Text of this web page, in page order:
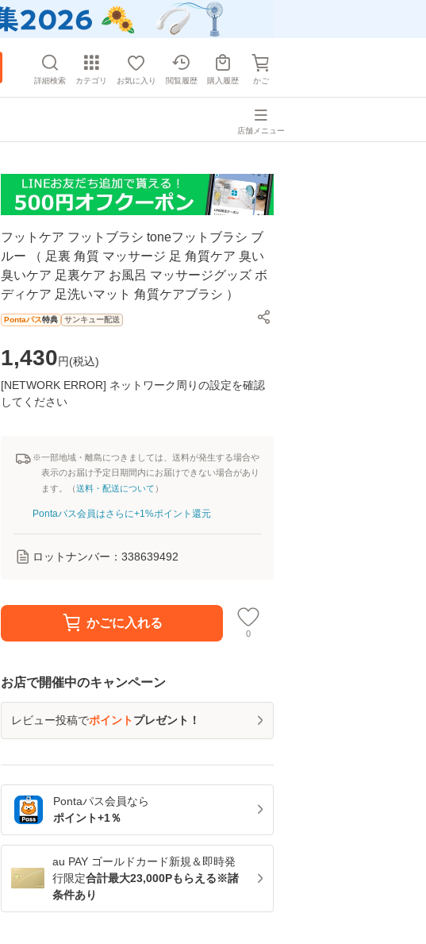
詳細検索 カテゴリ お気に入り 閲覧履歴 購入履歴 かご
店舗メニュー
フットケア フットブラシ toneフットブラシ ブ
ルー （ 足裏 角質 マッサージ 足 角質ケア 臭い
臭いケア 足裏ケア お風呂 マッサージグッズ ボ
ディケア 足洗いマット 角質ケアブラシ ）
Pontaパス特典 サンキュー配送
1,430円(税込)
[NETWORK ERROR] ネットワーク周りの設定を確認
してください
※一部地域・離島につきましては、送料が発生する場合や
表示のお届け予定日期間内にお届けできない場合があり
ます。（送料・配送について ）
Pontaパス会員はさらに+1%ポイント還元
ロットナンバー： 338639492
かごに入れる
0
お店で開催中のキャンペーン
レビュー投稿でポイントプレゼント！
Pontaパス会員なら
ポイント+1％
au PAY ゴールドカード新規＆即時発
行限定合計最大23,000Pもらえる※諸
条件あり